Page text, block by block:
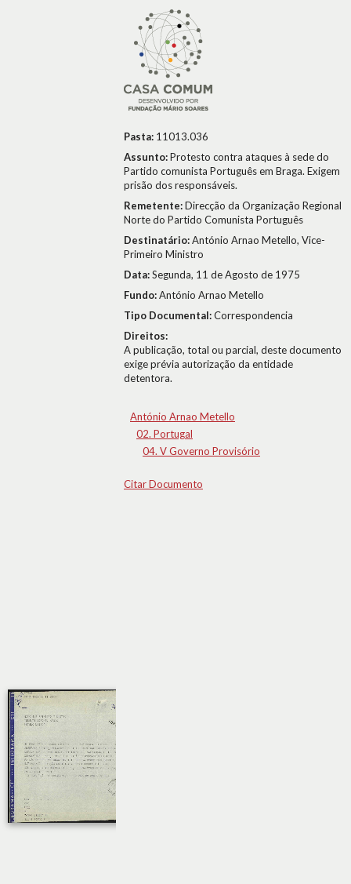
Pasta: 11013.036
Assunto:Protesto contra ataques à sede do
Partido comunista Português em Braga. Exigem
prisão dos responsáveis.
Remetente:Direcção da Organização Regional
Norte do Partido Comunista Português
Destinatário:António Arnao Metello, Vice-
Primeiro Ministro
Data:Segunda, 11 de Agosto de 1975
Fundo:António Arnao Metello
Tipo Documental:Correspondencia
Direitos:
A publicação, total ou parcial, deste documento
exige prévia autorização da entidade
detentora.
António Arnao Metello
02. Portugal
04. V Governo Provisório
Citar Documento